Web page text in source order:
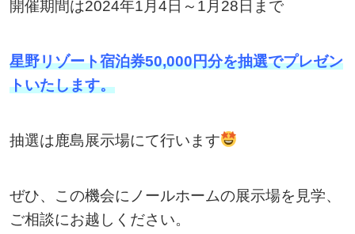
開催期間は2024年1月4日～1月28日まで
星野リゾート宿泊券50,000円分を抽選でプレゼン
トいたします。
抽選は鹿島展示場にて行います
ぜひ、この機会にノールホームの展示場を見学、
ご相談にお越しください。